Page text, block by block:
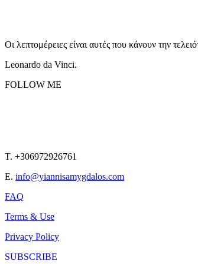
Οι λεπτομέρειες είναι αυτές που κάνουν την
Leonardo da Vinci.
FOLLOW ME
T. +306972926761
E. info@yiannisamygdalos.com
FAQ
Terms & Use
Privacy Policy
SUBSCRIBE